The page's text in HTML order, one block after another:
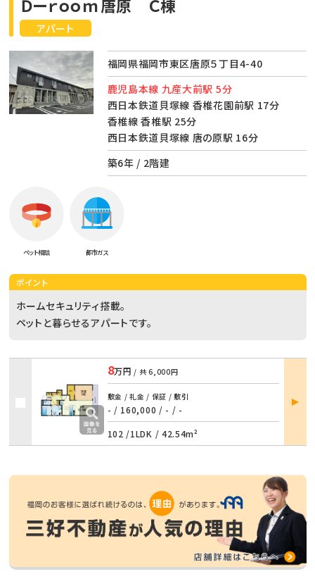
アパート
Ｄーｒｏｏｍ唐原 Ｃ棟
福岡県福岡市東区唐原５丁目4-40
鹿児島本線 九産大前駅 5分
西日本鉄道貝塚線 香椎花園前駅 17分
香椎線 香椎駅 25分
西日本鉄道貝塚線 唐の原駅 16分
築6年 / 2階建
ペット相談 都市ガス
ポイント
ホームセキュリティ搭載。
ペットと暮らせるアパートです。
8万円 / 共6,000円
敷金 / 礼金 / 保証 / 敷引
- / 160,000 / - / -
102 /1LDK / 42.54m²
部屋
詳細